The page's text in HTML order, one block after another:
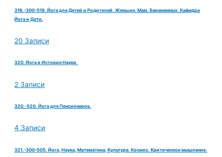
319.-300-519. Йога для Детей и Родителей. Женщин. Мам. Беременных. Кафедра
Йога и Дети.
20 Записи
320. Йога и История Науки.
2 Записи
320.-520. Йога для Пенсионеров.
4 Записи
321.-300-505. Йога, Наука, Математика, Культура. Космос. Критическое мышление.